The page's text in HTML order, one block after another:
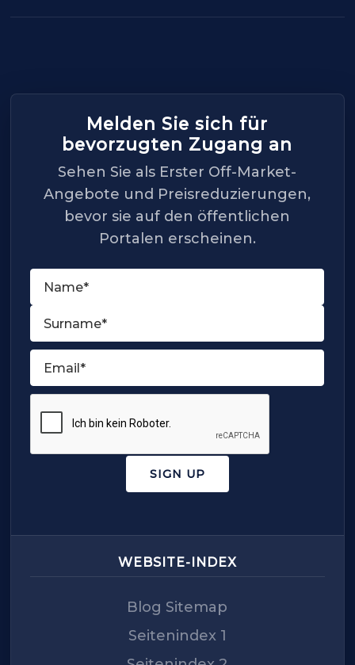
Melden Sie sich für
bevorzugten Zugang an
Sehen Sie als Erster Off-Market-
Angebote und Preisreduzierungen,
bevor sie auf den öffentlichen
Portalen erscheinen.
Name(Required)
Last
WEBSITE-INDEX
Blog Sitemap
Seitenindex 1